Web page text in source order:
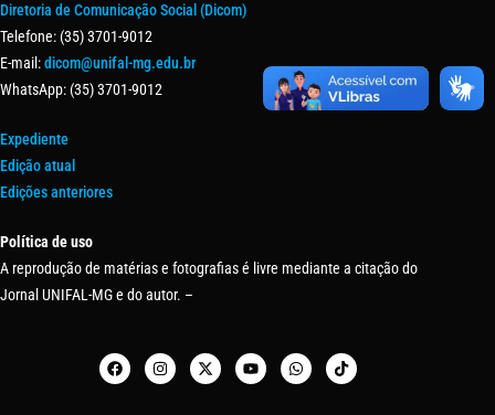
Diretoria de Comunicação Social (Dicom)
Telefone: (35) 3701-9012
E-mail:dicom@unifal-mg.edu.br
WhatsApp: (35) 3701-9012
Expediente
Edição atual
Edições anteriores
Política de uso
A reprodução de matérias e fotografias é livre mediante a citação do
Jornal UNIFAL-MG e do autor. –